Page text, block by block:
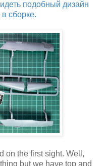
подобный дизайн
в сборке.
on the first sight. Well,
but we have top and